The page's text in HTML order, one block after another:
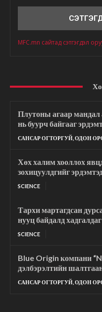
MFC.mn сайтад сэтгэгдэл
Плутоны агаар
нь буурч байгааг
САНСАР ОГТОРГУЙ, ОДОН
Хөх халим хооллох
зохицуулдгийг
SCIENCE
Тархи мартагдсан
нууц байдалд
SCIENCE
Blue Origin компани
дэлбэрэлтийн
САНСАР ОГТОРГУЙ, ОДОН